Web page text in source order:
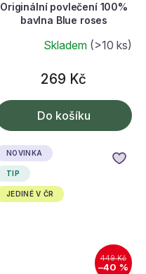
Originální povlečení 100%
bavlna Blue roses
Skladem (>10 ks)
269 Kč
Do košíku
NOVINKA
TIP
JEDINÉ V ČR
449 Kč
–40 %